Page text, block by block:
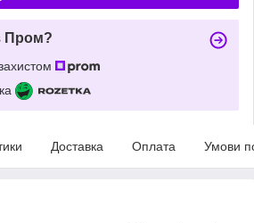
Пром?
Доставка Оплата Умови